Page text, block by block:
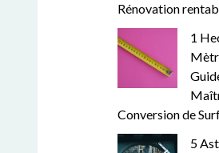
Rénovation
1
Conversion de
5